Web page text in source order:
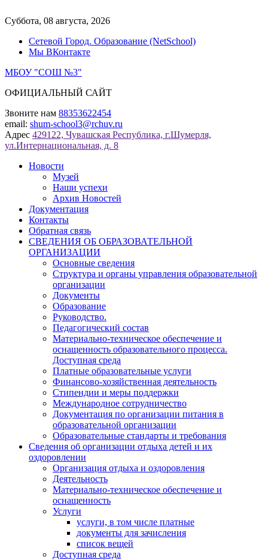
к
Суббота, 08 августа, 2026
Сетевой Город. Образование (NetSchool)
Мы ВКонтакте
МБОУ "СОШ №3"
ОФИЦИАЛЬНЫЙ САЙТ
Звоните нам 88353622454
email: shum-school3@rchuv.ru
Адрес 429122, Чувашская Республика, г.Шумерля,
ул.Интернациональная, д. 8
Новости
Музей
Наши успехи
Архив Новостей
Документация
Контакты
Обратная связь
СВЕДЕНИЯ ОБ ОБРАЗОВАТЕЛЬНОЙ
ОРГАНИЗАЦИИ
Основные сведения
Структура и органы управления образовательной
организации
Документы
Образование
Руководство.
Педагогический состав
Материально-техническое обеспечение и
оснащенность образовательного процесса.
Доступная среда
Платные образовательные услуги
Финансово-хозяйственная деятельность
Стипендии и меры поддержки
Международное сотрудничество
Документация по организации питания в
образовательной организации
Образовательные стандарты и требования
Сведения об организации отдыха детей и их
оздоровлении
Организация отдыха и оздоровления
Деятельность
Материально-техническое обеспечение и
оснащенность
Услуги
услуги, в том числе платные
документы для зачисления
список вещей
Доступная среда